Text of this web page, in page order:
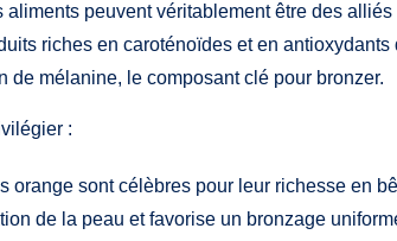
peuvent véritablement être des
riches en caroténoïdes et en
de mélanine, le composant clé pour bronzer.
:
orange sont célèbres pour leur richesse en
de la peau et favorise un bronzage